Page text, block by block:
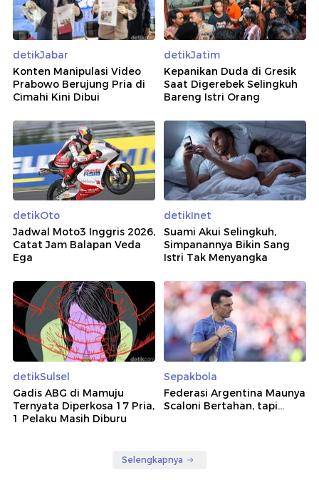
detikJabar
Konten Manipulasi Video
Prabowo Berujung Pria di
Cimahi Kini Dibui
detikJatim
Kepanikan Duda di Gresik
Saat Digerebek Selingkuh
Bareng Istri Orang
detikOto
Jadwal Moto3 Inggris 2026,
Catat Jam Balapan Veda
Ega
detikInet
Suami Akui Selingkuh,
Simpanannya Bikin Sang
Istri Tak Menyangka
detikSulsel
Gadis ABG di Mamuju
Ternyata Diperkosa 17 Pria,
1 Pelaku Masih Diburu
Sepakbola
Federasi Argentina Maunya
Scaloni Bertahan, tapi...
Selengkapnya